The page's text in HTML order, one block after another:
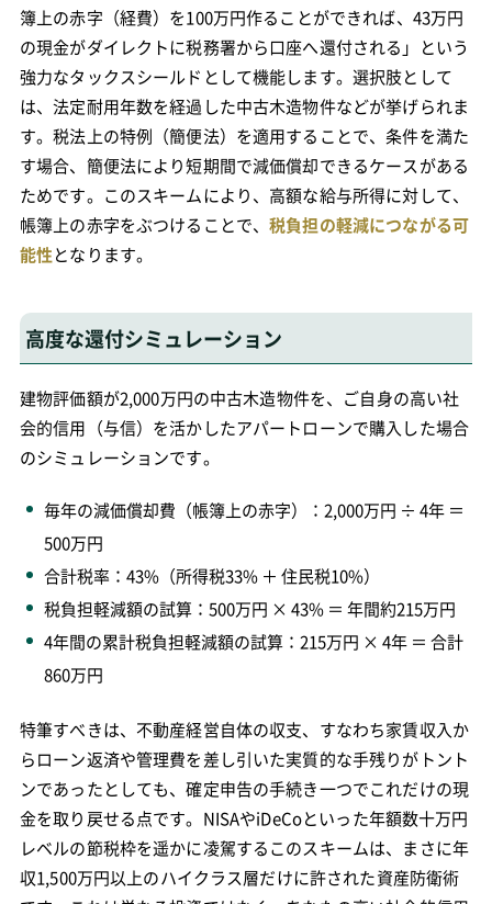
簿上の赤字（経費）を100万円作ることができれば、43万円
の現金がダイレクトに税務署から口座へ還付される」という
強力なタックスシールドとして機能します。選択肢として
は、法定耐用年数を経過した中古木造物件などが挙げられま
す。税法上の特例（簡便法）を適用することで、条件を満た
す場合、簡便法により短期間で減価償却できるケースがある
ためです。このスキームにより、高額な給与所得に対して、
帳簿上の赤字をぶつけることで、税負担の軽減につながる可
能性となります。
高度な還付シミュレーション
建物評価額が2,000万円の中古木造物件を、ご自身の高い社
会的信用（与信）を活かしたアパートローンで購入した場合
のシミュレーションです。
毎年の減価償却費（帳簿上の赤字）：2,000万円 ÷ 4年 ＝
500万円
合計税率：43%（所得税33% ＋ 住民税10%）
税負担軽減額の試算：500万円 × 43% ＝ 年間約215万円
4年間の累計税負担軽減額の試算：215万円 × 4年 ＝ 合計
860万円
特筆すべきは、不動産経営自体の収支、すなわち家賃収入か
らローン返済や管理費を差し引いた実質的な手残りがトント
ンであったとしても、確定申告の手続き一つでこれだけの現
金を取り戻せる点です。NISAやiDeCoといった年額数十万円
レベルの節税枠を遥かに凌駕するこのスキームは、まさに年
収1,500万円以上のハイクラス層だけに許された資産防衛術